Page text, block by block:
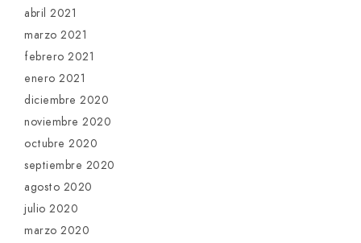
abril 2021
marzo 2021
febrero 2021
enero 2021
diciembre 2020
noviembre 2020
octubre 2020
septiembre 2020
agosto 2020
julio 2020
marzo 2020